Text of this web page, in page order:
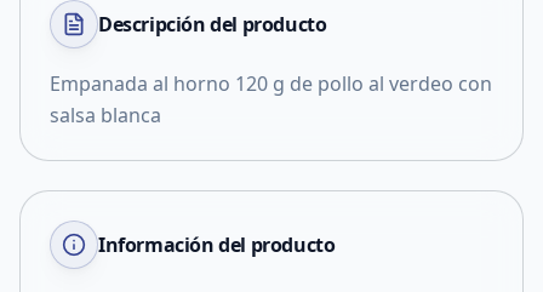
Descripción del producto
Empanada al horno 120 g de pollo al verdeo con
salsa blanca
Información del producto